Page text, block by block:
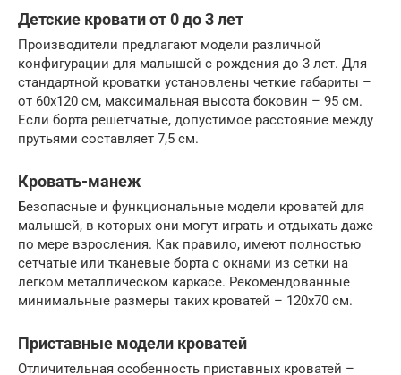
Детские кровати от 0 до 3 лет
Производители предлагают модели различной
конфигурации для малышей с рождения до 3 лет. Для
стандартной кроватки установлены четкие габариты –
от 60х120 см, максимальная высота боковин – 95 см.
Если борта решетчатые, допустимое расстояние между
прутьями составляет 7,5 см.
Кровать-манеж
Безопасные и функциональные модели кроватей для
малышей, в которых они могут играть и отдыхать даже
по мере взросления. Как правило, имеют полностью
сетчатые или тканевые борта с окнами из сетки на
легком металлическом каркасе. Рекомендованные
минимальные размеры таких кроватей – 120х70 см.
Приставные модели кроватей
Отличительная особенность приставных кроватей –